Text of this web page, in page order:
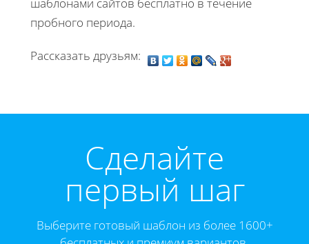
шаблонами сайтов бесплатно в течение
пробного периода.
Рассказать друзьям:
Cделайте
первый шаг
Выберите готовый шаблон из более 1600+